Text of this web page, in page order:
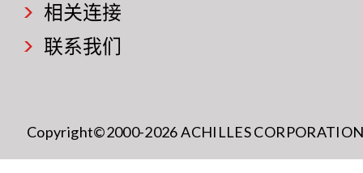
相关连接
联系我们
Copyright©2000-2026 ACHILLES